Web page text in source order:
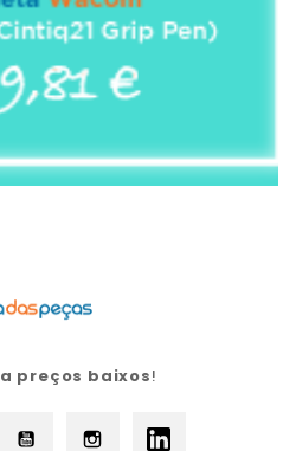
a preços baixos!
YouTube Instagram